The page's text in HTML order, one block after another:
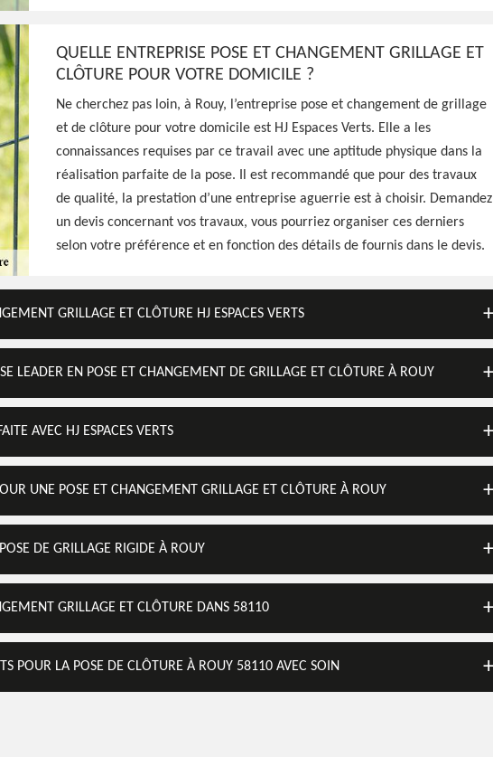
dans les délais convenus
Contactez-Nous!
QUELLE ENTREPRISE POSE ET CHANGEMENT GRILLAGE ET
CLÔTURE POUR VOTRE DOMICILE ?
Ne cherchez pas loin, à Rouy, l’entreprise pose et changement de grillage
et de clôture pour votre domicile est HJ Espaces Verts. Elle a les
connaissances requises par ce travail avec une aptitude physique dans la
réalisation parfaite de la pose. Il est recommandé que pour des travaux
de qualité, la prestation d’une entreprise aguerrie est à choisir. Demandez
un devis concernant vos travaux, vous pourriez organiser ces derniers
selon votre préférence et en fonction des détails de fournis dans le devis.
GRILLAGE ET CLÔTURE HJ ESPACES VERTS
LEADER EN POSE ET CHANGEMENT DE GRILLAGE ET CLÔTURE À ROUY
AVEC HJ ESPACES VERTS
UNE POSE ET CHANGEMENT GRILLAGE ET CLÔTURE À ROUY
DE GRILLAGE RIGIDE À ROUY
GRILLAGE ET CLÔTURE DANS 58110
POUR LA POSE DE CLÔTURE À ROUY 58110 AVEC SOIN